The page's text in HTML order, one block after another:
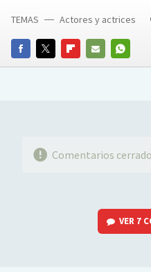
FACEBOOKTWITTERFLIPBOARD
E-
TEMAS Actores y actrices
Comentarios
VER 7